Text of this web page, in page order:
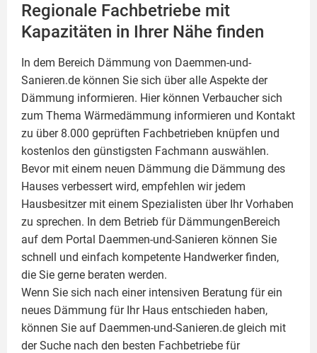
Regionale Fachbetriebe mit
Kapazitäten in Ihrer Nähe finden
In dem Bereich Dämmung von Daemmen-und-
Sanieren.de können Sie sich über alle Aspekte der
Dämmung informieren. Hier können Verbaucher sich
zum Thema Wärmedämmung informieren und Kontakt
zu über 8.000 geprüften Fachbetrieben knüpfen und
kostenlos den günstigsten Fachmann auswählen.
Bevor mit einem neuen Dämmung die Dämmung des
Hauses verbessert wird, empfehlen wir jedem
Hausbesitzer mit einem Spezialisten über Ihr Vorhaben
zu sprechen. In dem Betrieb für DämmungenBereich
auf dem Portal Daemmen-und-Sanieren können Sie
schnell und einfach kompetente Handwerker finden,
die Sie gerne beraten werden.
Wenn Sie sich nach einer intensiven Beratung für ein
neues Dämmung für Ihr Haus entschieden haben,
können Sie auf Daemmen-und-Sanieren.de gleich mit
der Suche nach den besten Fachbetriebe für